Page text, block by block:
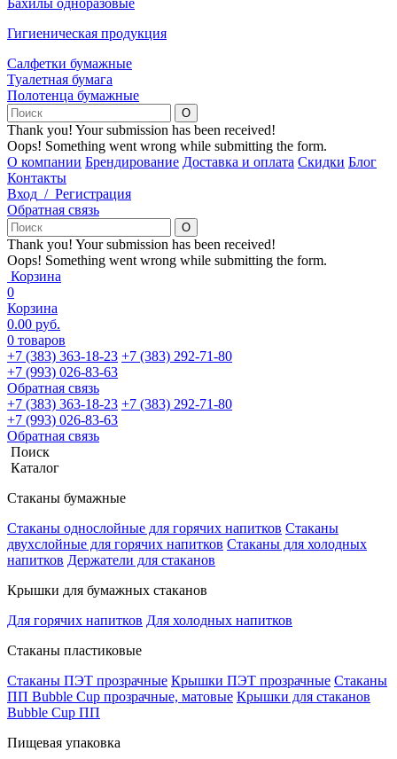
Бахилы одноразовые
Гигиеническая продукция
Салфетки бумажные
Туалетная бумага
Полотенца бумажные
Thank you! Your submission has been received!
Oops! Something went wrong while submitting the form.
О компании Брендирование Доставка и оплата Скидки Блог
Контакты
Вход / Регистрация
Обратная связь
Thank you! Your submission has been received!
Oops! Something went wrong while submitting the form.
Корзина
0
Корзина
0.00 руб.
0 товаров
+7 (383) 363-18-23 +7 (383) 292-71-80
+7 (993) 026-83-63
Обратная связь
+7 (383) 363-18-23 +7 (383) 292-71-80
+7 (993) 026-83-63
Обратная связь
Поиск
Каталог
Стаканы бумажные
Стаканы однослойные для горячих напитков Стаканы
двухслойные для горячих напитков Стаканы для холодных
напитков Держатели для стаканов
Крышки для бумажных стаканов
Для горячих напитков Для холодных напитков
Стаканы пластиковые
Стаканы ПЭТ прозрачные Крышки ПЭТ прозрачные Стаканы
ПП Bubble Cup прозрачные, матовые Крышки для стаканов
Bubble Cup ПП
Пищевая упаковка